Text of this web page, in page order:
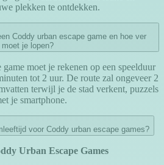
plekken te ontdekken.
moet je lopen?
moet je rekenen op een speelduur
tot 2 uur. De route zal ongeveer 2
terwijl je de stad verkent, puzzels
je smartphone.
voor Coddy urban escape games?
Urban Escape Games